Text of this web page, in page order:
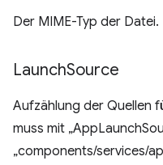
Der MIME-Typ der Datei.
LaunchSource
Aufzählung der Quellen
muss mit
„components/services/